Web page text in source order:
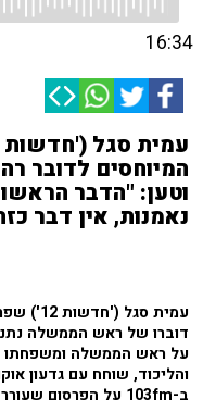
16:34
המיוחסים לדובר
וטען: "הדבר
נאמנות, אין דבר
עמית
דוברו של ראש הממשלה
על ראש הממשלה ומשפחתו
והליכוד, שוחח עם גדעון
ב-103fm על הפרסום שעורר הדים בבמערכת הפוליטית.